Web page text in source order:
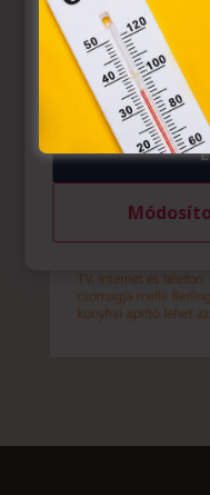
Azon weblapoknak,
belül működnek, a
felhasználó
tárolásához a